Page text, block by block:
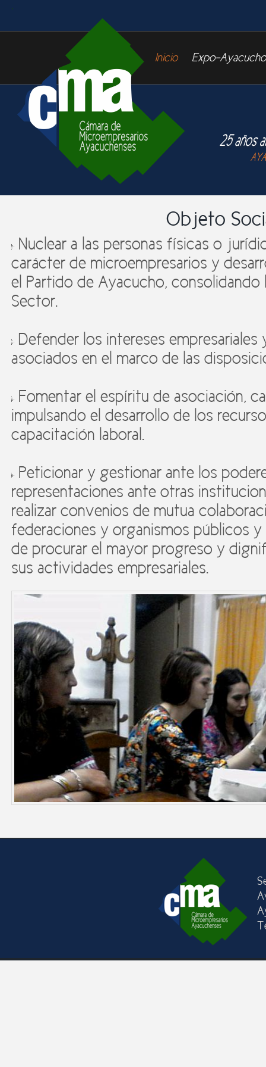
Inicio Expo-Ayacucho
Objeto
Nuclear a las personas físicas o
carácter de microempresarios y
el Partido de Ayacucho, consolidando
Sector.
Defender los intereses empresariales
asociados en el marco de las
Fomentar el espíritu de asociación,
impulsando el desarrollo de los
capacitación laboral.
Peticionar y gestionar ante los
representaciones ante otras
realizar convenios de mutua
federaciones y organismos públicos
de procurar el mayor progreso y
sus actividades empresariales.